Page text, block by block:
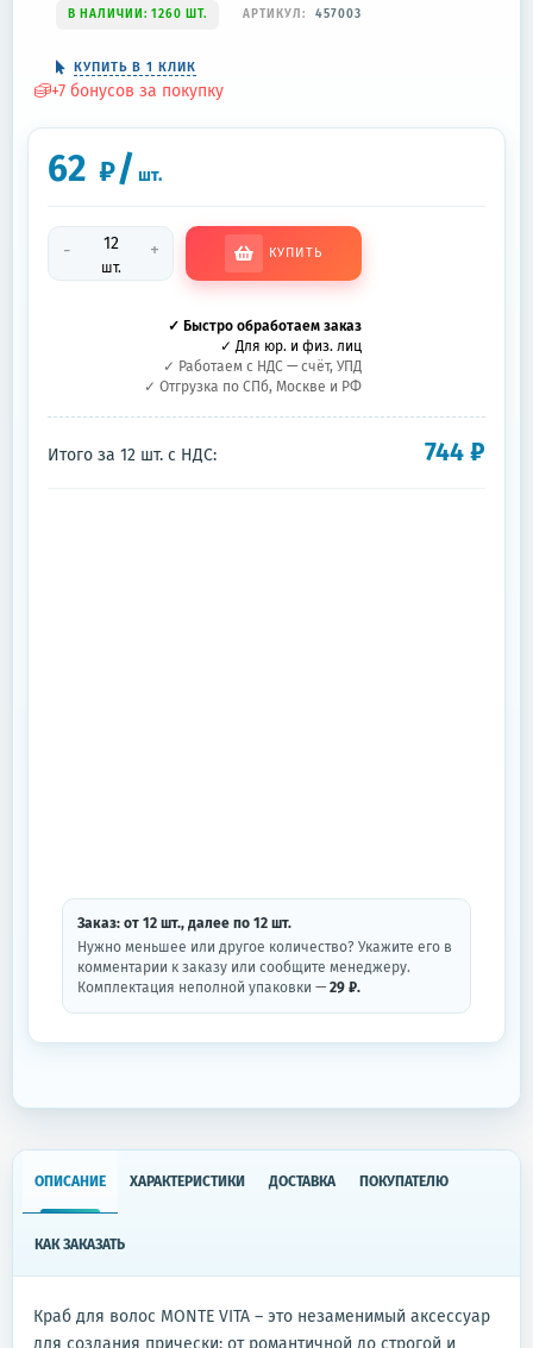
В НАЛИЧИИ: 1260 ШТ. АРТИКУЛ: 457003
КУПИТЬ В 1 КЛИК
+7 бонусов за покупку
62 ₽/ шт.
-
шт.
+ КУПИТЬ
✓ Быстро обработаем заказ
✓ Для юр. и физ. лиц
✓ Работаем с НДС — счёт, УПД
✓ Отгрузка по СПб, Москве и РФ
Итого за 12 шт. с НДС: 744₽
Заказ: от 12 шт., далее по 12 шт.
Нужно меньшее или другое количество? Укажите его в
комментарии к заказу или сообщите менеджеру.
Комплектация неполной упаковки — 29 ₽.
ОПИСАНИЕ ХАРАКТЕРИСТИКИ ДОСТАВКА ПОКУПАТЕЛЮ
КАК ЗАКАЗАТЬ
Краб для волос MONTE VITA – это незаменимый аксессуар
для создания прически: от романтичной до строгой и